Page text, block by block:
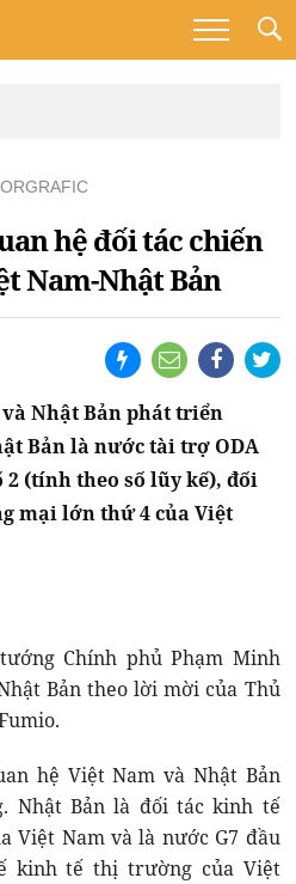
hệ đối tác chiến
Nam-Nhật Bản
Nhật Bản phát triển
Bản là nước tài trợ ODA
(tính theo số lũy kế), đối
mại lớn thứ 4 của Việt
Chính phủ Phạm Minh
Bản theo lời mời của Thủ
hệ Việt Nam và Nhật Bản
Nhật Bản là đối tác kinh tế
Việt Nam và là nước G7 đầu
kinh tế thị trường của Việt